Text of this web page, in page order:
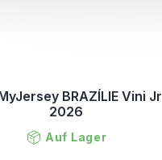
BRAZÍLIE Vini Jr
2026
Auf Lager